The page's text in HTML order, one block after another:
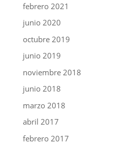
febrero 2021
junio 2020
octubre 2019
junio 2019
noviembre 2018
junio 2018
marzo 2018
abril 2017
febrero 2017